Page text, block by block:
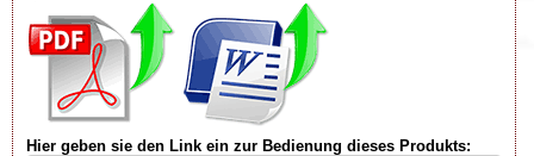
Hier geben sie den Link ein zur Bedienung dieses Produkts: